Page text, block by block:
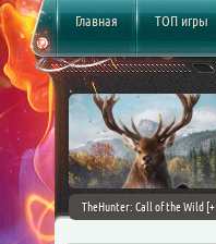
Главная ТОП игры
(2017)
TheHunter: Call of the Wild [+